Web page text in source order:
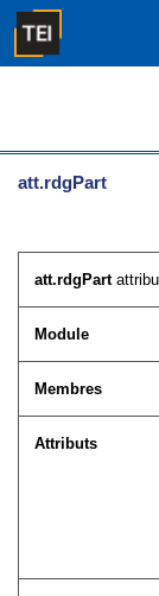
att.rdgPart
att.rdgPart
Module
Membres
Attributs